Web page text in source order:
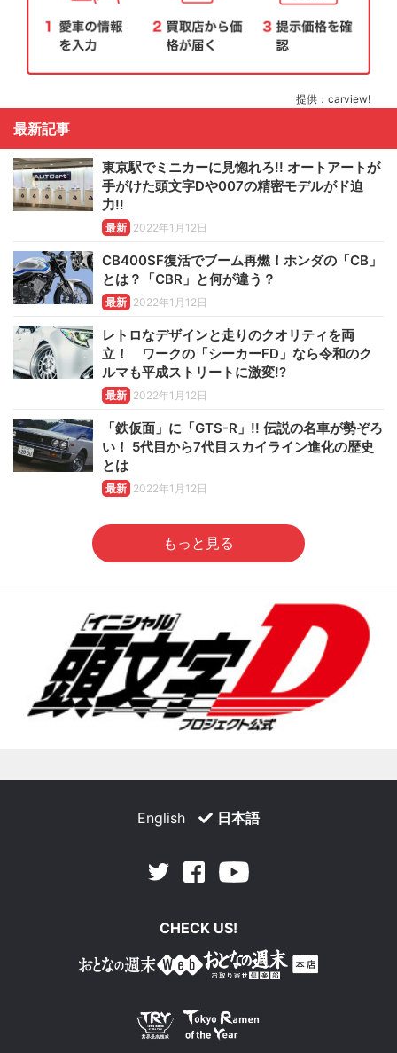
提供：carview!
最新記事
東京駅でミニカーに見惚れろ!! オートアートが
手がけた頭文字Dや007の精密モデルがド迫
力!!
最新 2022年1月12日
CB400SF復活でブーム再燃！ホンダの「CB」
とは？「CBR」と何が違う？
最新 2022年1月12日
レトロなデザインと走りのクオリティを両
立！ ワークの「シーカーFD」なら令和のク
ルマも平成ストリートに激変!?
最新 2022年1月12日
「鉄仮面」に「GTS-R」!! 伝説の名車が勢ぞろ
い！ 5代目から7代目スカイライン進化の歴史
とは
最新 2022年1月12日
もっと見る
English 日本語
Twitter Facebook
CHECK US!